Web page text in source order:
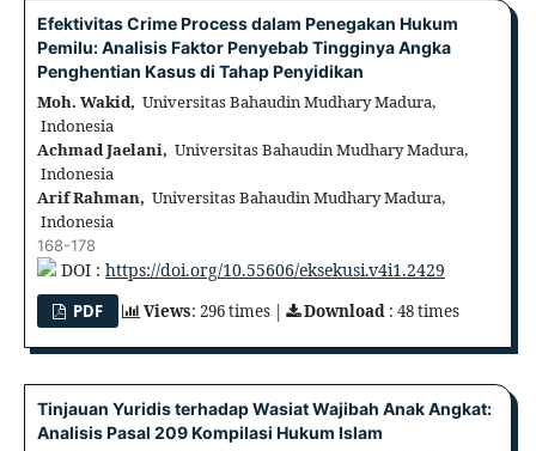
Efektivitas Crime Process dalam Penegakan Hukum
Pemilu: Analisis Faktor Penyebab Tingginya Angka
Penghentian Kasus di Tahap Penyidikan
Moh. Wakid, Universitas Bahaudin Mudhary Madura,
Indonesia
Achmad Jaelani, Universitas Bahaudin Mudhary Madura,
Indonesia
Arif Rahman, Universitas Bahaudin Mudhary Madura,
Indonesia
168-178
DOI : https://doi.org/10.55606/eksekusi.v4i1.2429
PDF Views: 296 times | Download : 48 times
Tinjauan Yuridis terhadap Wasiat Wajibah Anak Angkat:
Analisis Pasal 209 Kompilasi Hukum Islam